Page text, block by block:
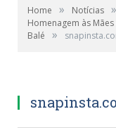
Home » Notícias »
Homenagem às
Balé
»